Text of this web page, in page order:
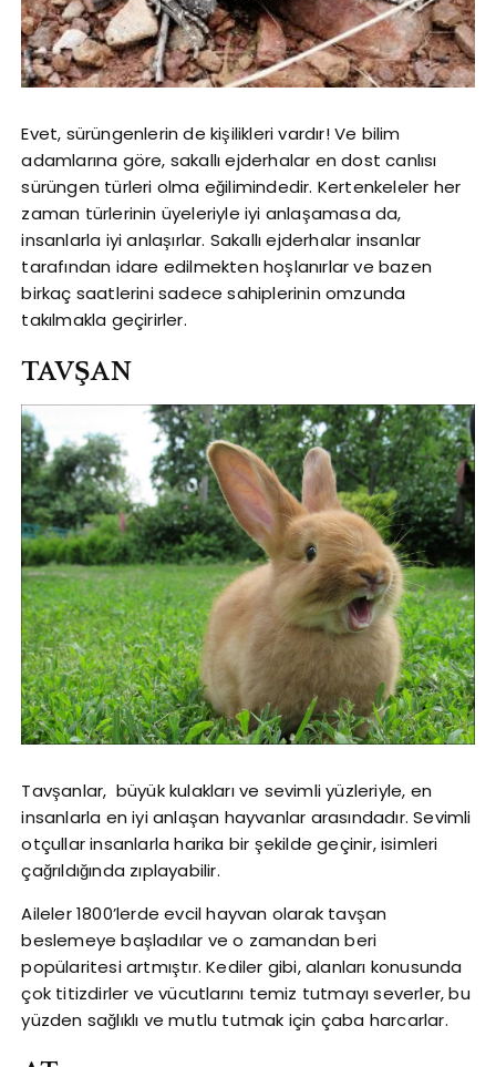
Evet, sürüngenlerin de kişilikleri vardır! Ve bilim
adamlarına göre, sakallı ejderhalar en dost canlısı
sürüngen türleri olma eğilimindedir. Kertenkeleler her
zaman türlerinin üyeleriyle iyi anlaşamasa da,
insanlarla iyi anlaşırlar. Sakallı ejderhalar insanlar
tarafından idare edilmekten hoşlanırlar ve bazen
birkaç saatlerini sadece sahiplerinin omzunda
takılmakla geçirirler.
TAVŞAN
Tavşanlar, büyük kulakları ve sevimli yüzleriyle, en
insanlarla en iyi anlaşan hayvanlar arasındadır. Sevimli
otçullar insanlarla harika bir şekilde geçinir, isimleri
çağrıldığında zıplayabilir.
Aileler 1800’lerde evcil hayvan olarak tavşan
beslemeye başladılar ve o zamandan beri
popülaritesi artmıştır. Kediler gibi, alanları konusunda
çok titizdirler ve vücutlarını temiz tutmayı severler, bu
yüzden sağlıklı ve mutlu tutmak için çaba harcarlar.